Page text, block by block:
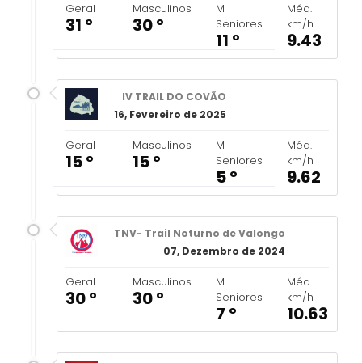
Geral
31 º
Masculinos
30 º
M
Seniores
11 º
Méd.
km/h
9.43
IV TRAIL DO COVÃO
16, Fevereiro de 2025
Geral
15 º
Masculinos
15 º
M
Seniores
5 º
Méd.
km/h
9.62
TNV- Trail Noturno de Valongo
07, Dezembro de 2024
Geral
30 º
Masculinos
30 º
M
Seniores
7 º
Méd.
km/h
10.63